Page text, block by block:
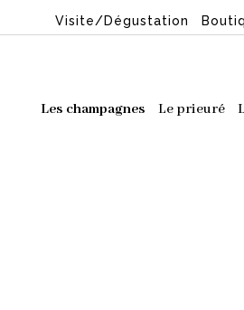
Visite/Dégustation
Les champagnes Le prieuré